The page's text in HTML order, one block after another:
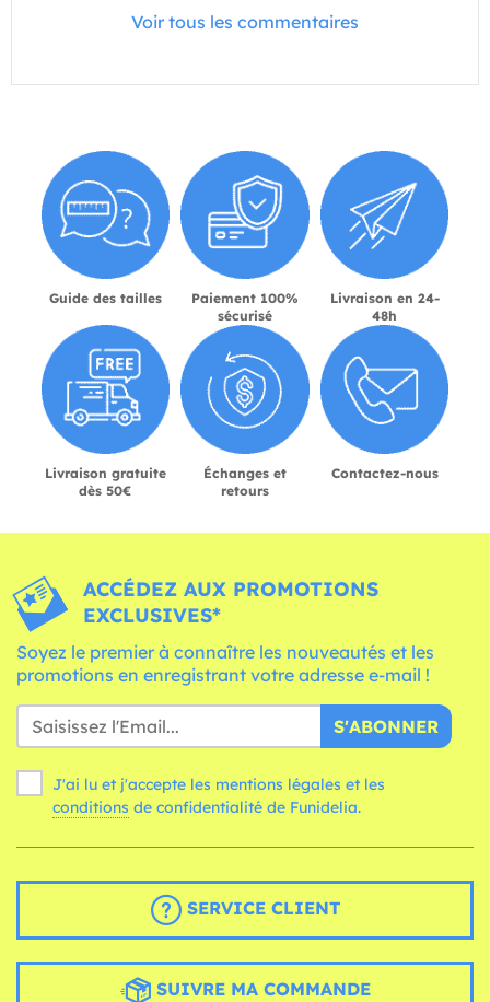
Voir tous les commentaires
Guide des tailles
Paiement 100%
sécurisé
Livraison en 24-
48h
Livraison gratuite
dès 50€
Échanges et
retours
Contactez-nous
ACCÉDEZ AUX PROMOTIONS
EXCLUSIVES*
Soyez le premier à connaître les nouveautés et les
promotions en enregistrant votre adresse e-mail !
S'ABONNER
J'ai lu et j'accepte les mentions légales et les
conditions de confidentialité de Funidelia.
SERVICE CLIENT
SUIVRE MA COMMANDE